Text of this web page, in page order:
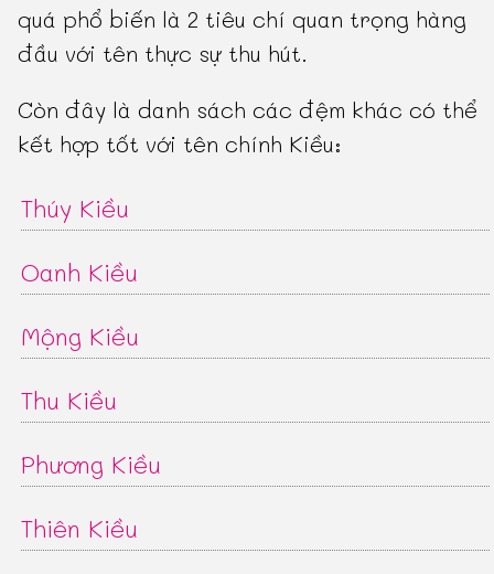
quá phổ biến là 2 tiêu chí quan trọng hàng
đầu với tên thực sự thu hút.
Còn đây là danh sách các đệm khác có thể
kết hợp tốt với tên chính Kiều:
Thúy Kiều
Oanh Kiều
Mộng Kiều
Thu Kiều
Phương Kiều
Thiên Kiều